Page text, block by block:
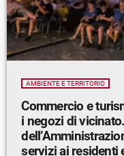
AMBIENTE E TERRITORIO
Commercio e
i negozi di vicinato. L’impegno su più fronti
servizi ai residenti